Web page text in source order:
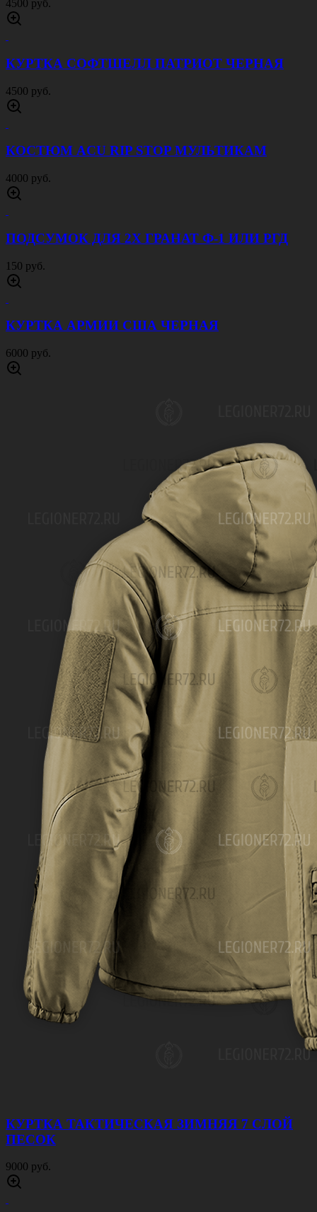
4500 руб.
КУРТКА СОФТШЕЛЛ ПАТРИОТ ЧЕРНАЯ
4500 руб.
КОСТЮМ ACU RIP STOP МУЛЬТИКАМ
4000 руб.
ПОДСУМОК ДЛЯ 2Х ГРАНАТ Ф-1 ИЛИ РГД
150 руб.
КУРТКА АРМИИ США ЧЕРНАЯ
6000 руб.
КУРТКА ТАКТИЧЕСКАЯ ЗИМНЯЯ 7 СЛОЙ
ПЕСОК
9000 руб.